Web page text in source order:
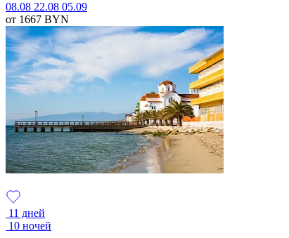
08.08 22.08 05.09
от 1667 BYN
11 дней
10 ночей